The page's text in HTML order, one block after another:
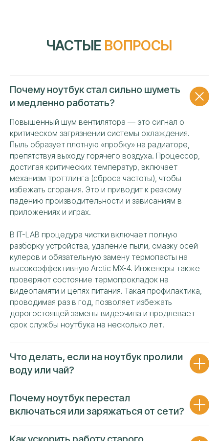
Почему ноутбук стал сильно шуметь
и медленно работать?
Повышенный шум вентилятора — это сигнал о
критическом загрязнении системы охлаждения.
Пыль образует плотную «пробку» на радиаторе,
препятствуя выходу горячего воздуха. Процессор,
достигая критических температур, включает
механизм троттлинга (сброса частоты), чтобы
избежать сгорания. Это и приводит к резкому
падению производительности и зависаниям в
приложениях и играх.
В IT-LAB процедура чистки включает полную
разборку устройства, удаление пыли, смазку осей
кулеров и обязательную замену термопасты на
высокоэффективную Arctic MX-4. Инженеры также
проверяют состояние термопрокладок на
видеопамяти и цепях питания. Такая профилактика,
проводимая раз в год, позволяет избежать
дорогостоящей замены видеочипа и продлевает
срок службы ноутбука на несколько лет.
Что делать, если на ноутбук пролили
воду или чай?
Почему ноутбук перестал
включаться или заряжаться от сети?
Номер телефона
+7
Я даю своё согласие на обработку персональных
данных и подтверждаю ознакомление с политикой
конфиденциальности и обработки персональных
данных
УЗНАТЬ СТОИМОСТЬ
РЕМОНТА НОУТБУКА
«XIAOMI»
РЕМОНТИРУЕМ ВСЕ БРЕНДЫ